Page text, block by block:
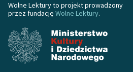
Regulamin darowizn
Informacja o treściach
wrażliwych
Deklaracja dostępności
Wolne Lektury to projekt prowadzony
przez fundację Wolne Lektury.